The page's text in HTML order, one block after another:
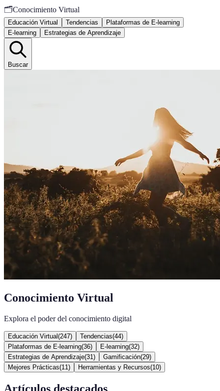
🗂️Conocimiento Virtual
Educación Virtual Tendencias
Plataformas de E-learning
E-learning
Estrategias de Aprendizaje
Buscar
Conocimiento Virtual
Explora el poder del conocimiento digital
Educación Virtual (247) Tendencias(44)
Plataformas de E-learning(36) E-learning(32)
Estrategias de Aprendizaje(31 ) Gamificación(29)
Mejores Prácticas(11 ) Herramientas y Recursos(10)
Artículos destacados